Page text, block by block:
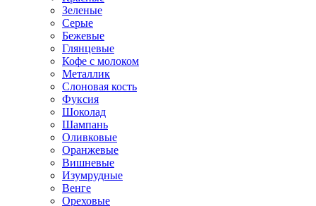
Зеленые
Серые
Бежевые
Глянцевые
Кофе с молоком
Металлик
Слоновая кость
Фуксия
Шоколад
Шампань
Оливковые
Оранжевые
Вишневые
Изумрудные
Венге
Ореховые